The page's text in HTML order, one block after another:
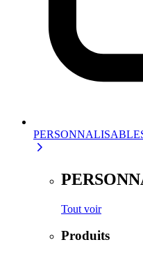
Tout voir
Produits